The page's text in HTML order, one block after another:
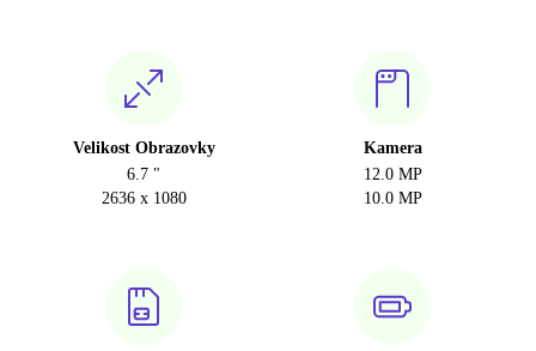
Velikost Obrazovky
6.7 "
2636 x 1080
Kamera
12.0 MP
10.0 MP